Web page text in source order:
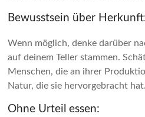
Bewusstsein über
Wenn möglich, denke darüber
auf deinem Teller stammen.
Menschen, die an ihrer
Natur, die sie hervorgebracht hat.
Ohne Urteil essen: